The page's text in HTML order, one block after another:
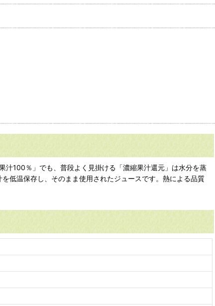
汁100％」でも、普段よく見掛ける「濃縮果汁還元」は水分を蒸
低温保存し、そのまま使用されたジュースです。熱による品質